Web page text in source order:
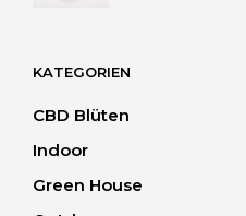
KATEGORIEN
CBD Blüten
Indoor
Green House